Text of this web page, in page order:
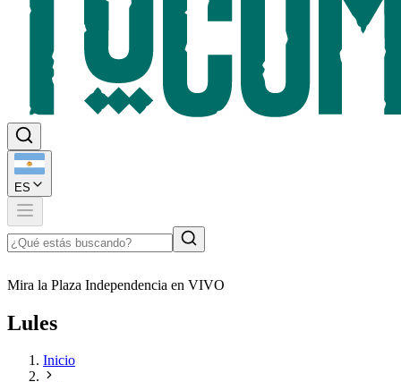
ES
Mira la Plaza Independencia en VIVO
Lules
Inicio